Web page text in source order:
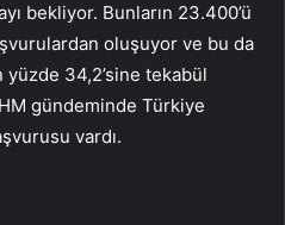
bekliyor. Bunların 23.400’ü
oluşuyor ve bu da
yüzde 34,2’sine tekabül
gündeminde Türkiye
vardı.